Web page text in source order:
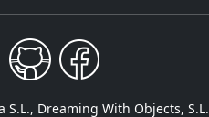
Dreaming With Objects, S.L.